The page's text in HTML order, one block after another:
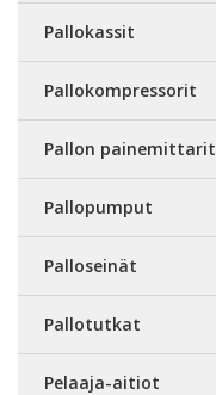
Pallokassit
Pallokompressorit
Pallon painemittarit
Pallopumput
Palloseinät
Pallotutkat
Pelaaja-aitiot